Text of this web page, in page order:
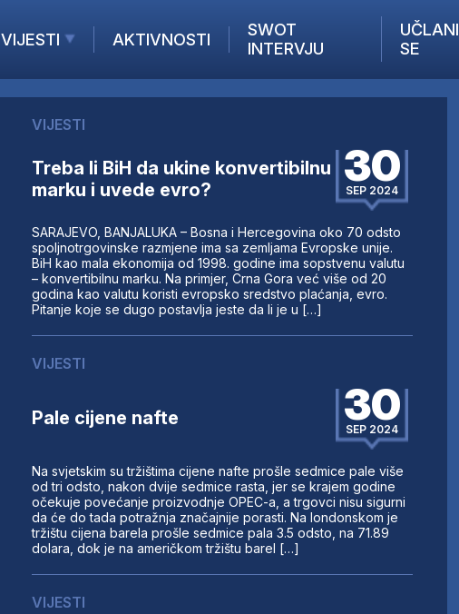
VIJESTI
AKTUELNO
KOMPANIJE
FINANSIJE
IZ STRANIH MEDIJA
AKTIVNOSTI
SWOT
INTERVJU
UČLANI
SE
VIJESTI
Treba li BiH da ukine konvertibilnu
marku i uvede evro?
30
SEP 2024
SARAJEVO, BANJALUKA – Bosna i Hercegovina oko 70 odsto
spoljnotrgovinske razmjene ima sa zemljama Evropske unije.
BiH kao mala ekonomija od 1998. godine ima sopstvenu valutu
– konvertibilnu marku. Na primjer, Crna Gora već više od 20
godina kao valutu koristi evropsko sredstvo plaćanja, evro.
Pitanje koje se dugo postavlja jeste da li je u […]
VIJESTI
Pale cijene nafte 30
SEP 2024
Na svjetskim su tržištima cijene nafte prošle sedmice pale više
od tri odsto, nakon dvije sedmice rasta, jer se krajem godine
očekuje povećanje proizvodnje OPEC-a, a trgovci nisu sigurni
da će do tada potražnja značajnije porasti. Na londonskom je
tržištu cijena barela prošle sedmice pala 3.5 odsto, na 71.89
dolara, dok je na američkom tržištu barel […]
VIJESTI